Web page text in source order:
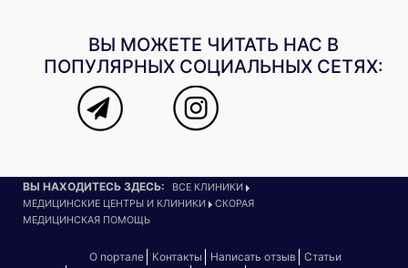
ВЫ МОЖЕТЕ ЧИТАТЬ НАС В
ПОПУЛЯРНЫХ СОЦИАЛЬНЫХ СЕТЯХ:
ВЫ НАХОДИТЕСЬ ЗДЕСЬ:
ВСЕ КЛИНИКИ
МЕДИЦИНСКИЕ ЦЕНТРЫ И КЛИНИКИ
СКОРАЯ
МЕДИЦИНСКАЯ ПОМОЩЬ
О портале Контакты Написать отзыв
Статьи